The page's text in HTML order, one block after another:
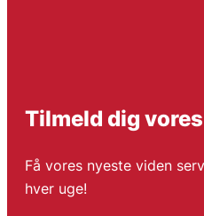
Tilmeld dig
Få vores nyeste viden
hver uge!